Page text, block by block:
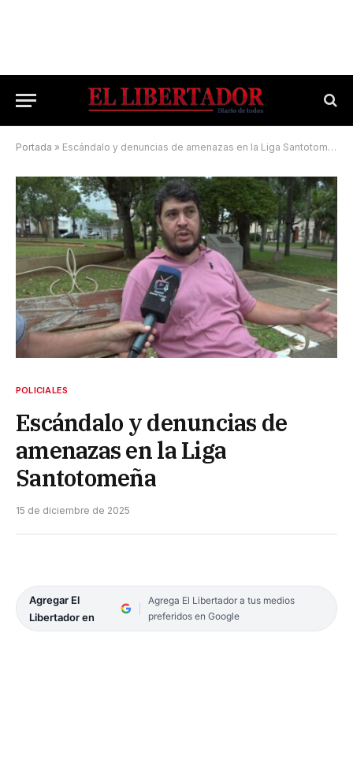
Portada » Escándalo y denuncias de amenazas en la Liga Santotomeña
POLICIALES
Escándalo y denuncias de
amenazas en la Liga
Santotomeña
15 de diciembre de 2025
Agregar El
Libertador en
Agrega El Libertador a tus medios
preferidos en Google